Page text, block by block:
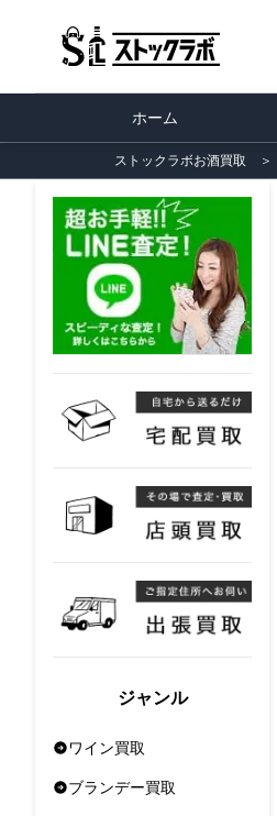
ホーム
ストックラボお酒買取 ＞
ジャンル
ワイン買取
ブランデー買取